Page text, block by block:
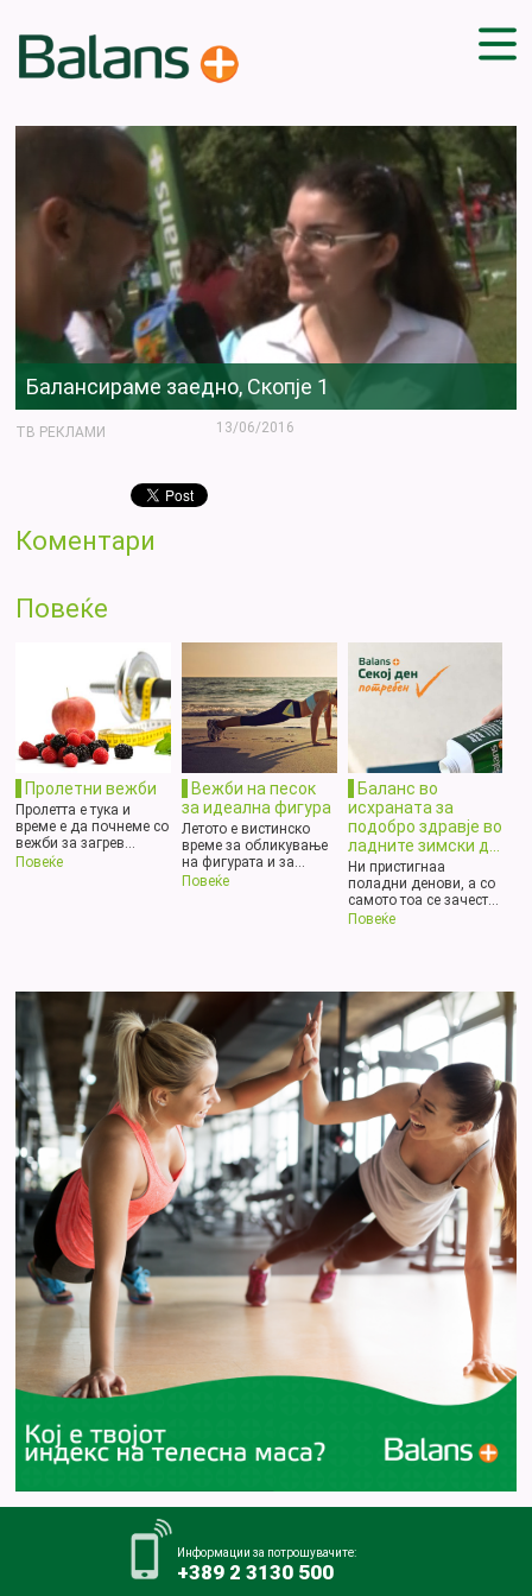
ДОМА
СОВЕТИ
ВЕЖБИ
ПЛАН ЗА ИСХРАНА
ЗДРАВИ РЕЦЕПТИ
БЛОГ
ПРОИЗВОДИ
КАМПАЊИ
ЧПП
Балансираме заедно, Скопје 1
ТВ РЕКЛАМИ 13/06/2016
Коментари
Повеќе
Пролетни вежби
Пролетта е тука и
време е да почнеме со
вежби за загрев...
Повеќе
Вежби на песок
за идеална фигура
Летото е вистинско
време за обликување
на фигурата и за...
Повеќе
Баланс во
исхраната за
подобро здравје во
ладните зимски д...
Ни пристигнаа
поладни денови, а со
самото тоа се зачест...
Повеќе
Информации за потрошувачите:
+389 2 3130 500